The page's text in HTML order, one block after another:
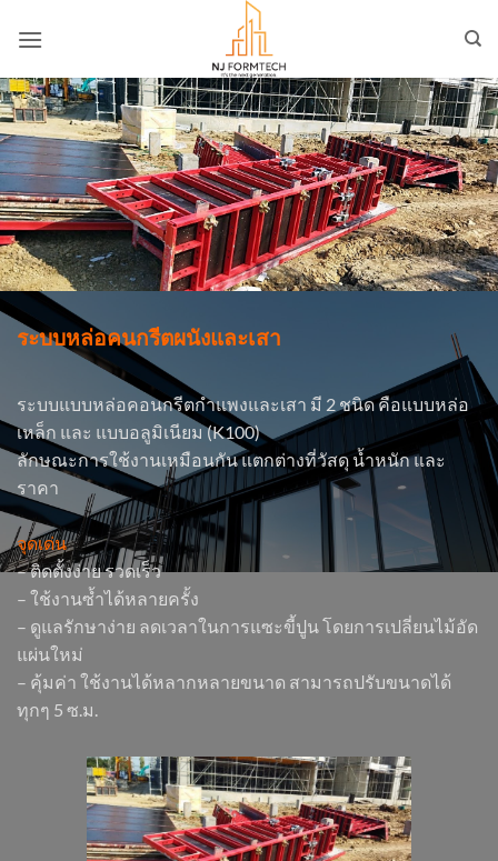
เนื้อหา
ระบบหล่อคนกรีตผนังและเสา
ระบบแบบหล่อคอนกรีตกำแพงและเสา มี 2 ชนิด คือแบบหล่อ
เหล็ก และ แบบอลูมิเนียม (K100)
ลักษณะการใช้งานเหมือนกัน แตกต่างที่วัสดุ น้ำหนัก และ
ราคา
จุดเด่น
– ติดตั้งง่าย รวดเร็ว
– ใช้งานซ้ำได้หลายครั้ง
– ดูแลรักษาง่าย ลดเวลาในการแซะขี้ปูน โดยการเปลี่ยนไม้อัด
แผ่นใหม่
– คุ้มค่า ใช้งานได้หลากหลายขนาด สามารถปรับขนาดได้
ทุกๆ 5 ซ.ม.